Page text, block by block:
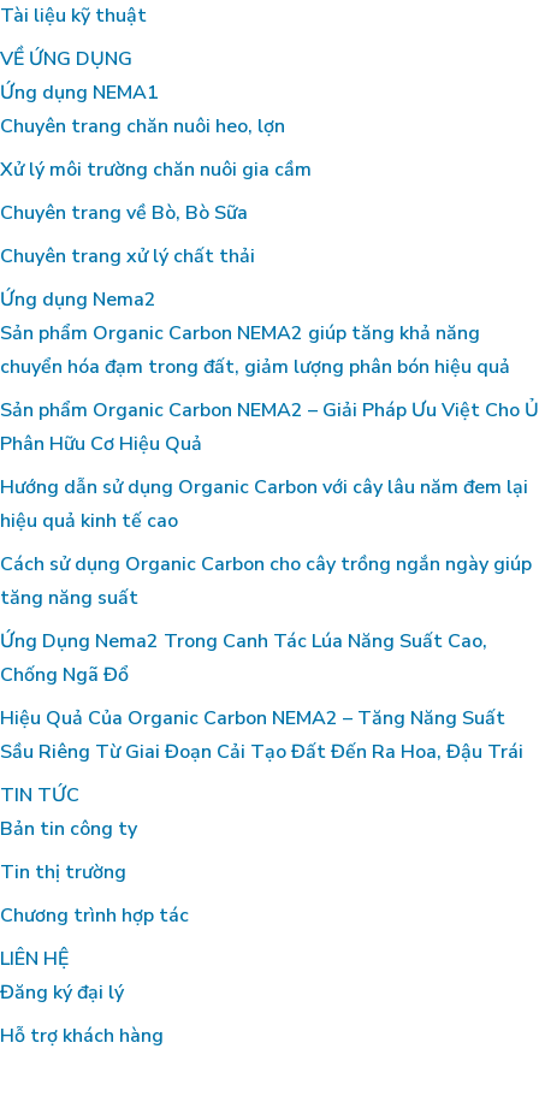
Tài liệu kỹ thuật
VỀ ỨNG DỤNG
Ứng dụng NEMA1
Chuyên trang chăn nuôi heo, lợn
Xử lý môi trường chăn nuôi gia cầm
Chuyên trang về Bò, Bò Sữa
Chuyên trang xử lý chất thải
Ứng dụng Nema2
Sản phẩm Organic Carbon NEMA2 giúp tăng khả năng
chuyển hóa đạm trong đất, giảm lượng phân bón hiệu quả
Sản phẩm Organic Carbon NEMA2 – Giải Pháp Ưu Việt Cho Ủ
Phân Hữu Cơ Hiệu Quả
Hướng dẫn sử dụng Organic Carbon với cây lâu năm đem lại
hiệu quả kinh tế cao
Cách sử dụng Organic Carbon cho cây trồng ngắn ngày giúp
tăng năng suất
Ứng Dụng Nema2 Trong Canh Tác Lúa Năng Suất Cao,
Chống Ngã Đổ
Hiệu Quả Của Organic Carbon NEMA2 – Tăng Năng Suất
Sầu Riêng Từ Giai Đoạn Cải Tạo Đất Đến Ra Hoa, Đậu Trái
TIN TỨC
Bản tin công ty
Tin thị trường
Chương trình hợp tác
LIÊN HỆ
Đăng ký đại lý
Hỗ trợ khách hàng